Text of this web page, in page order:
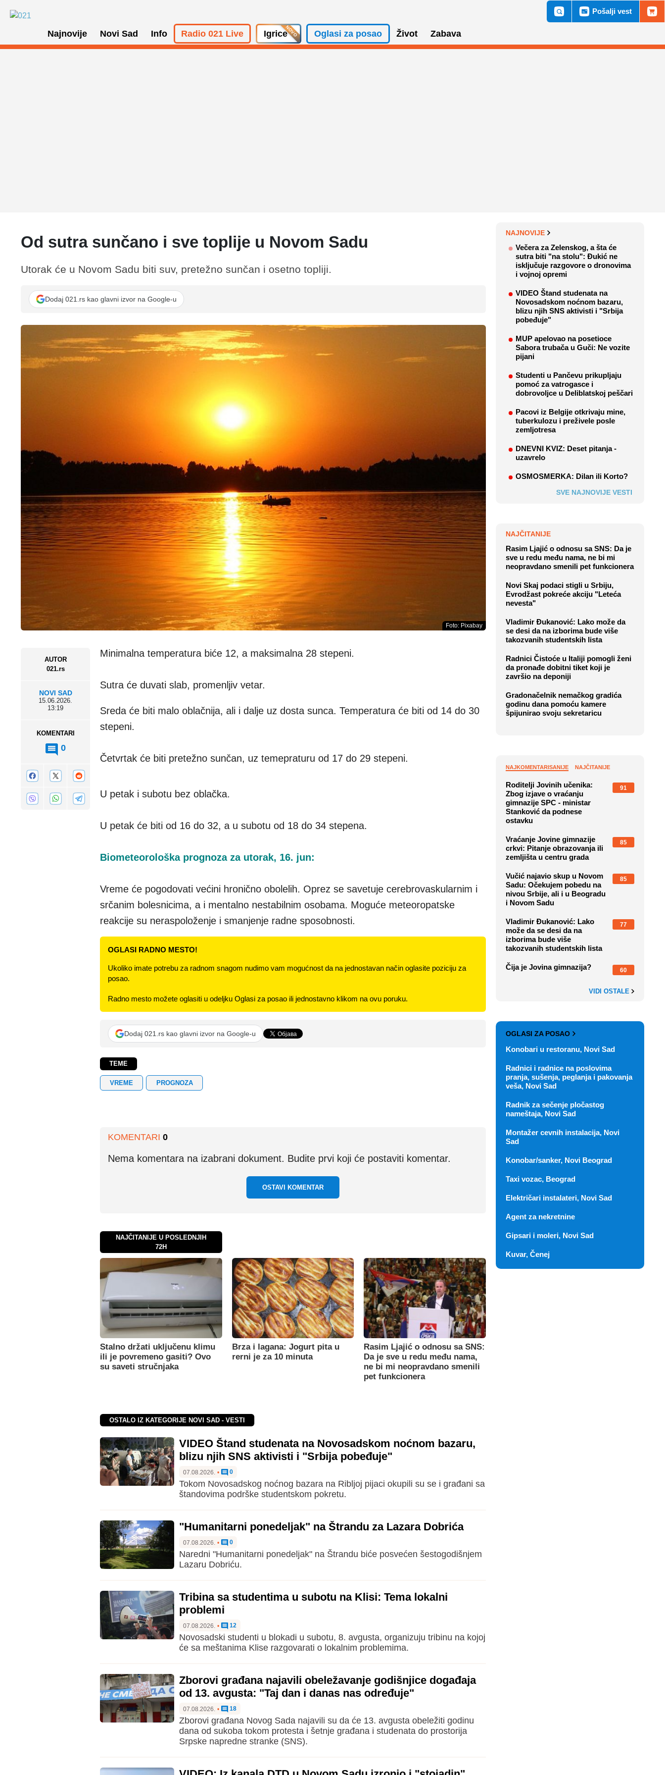
Najnovije Novi Sad Info Radio 021 Live Igrice Oglasi za posao Život Zabava
Pošalji vest
Od sutra sunčano i sve toplije u Novom Sadu
AUTOR
021.rs
NOVI SAD
15.06.2026.
13:19
KOMENTARI
0
Utorak će u Novom Sadu biti suv, pretežno sunčan i osetno topliji.
Dodaj 021.rs kao glavni izvor na Google-u
Foto: Pixabay
Minimalna temperatura biće 12, a maksimalna 28 stepeni.
Sutra će duvati slab, promenljiv vetar.
Sreda će biti malo oblačnija, ali i dalje uz dosta sunca. Temperatura će biti od 14 do 30
stepeni.
Četvrtak će biti pretežno sunčan, uz temepraturu od 17 do 29 stepeni.
U petak i subotu bez oblačka.
U petak će biti od 16 do 32, a u subotu od 18 do 34 stepena.
Biometeorološka prognoza za utorak, 16. jun:
Vreme će pogodovati većini hronično obolelih. Oprez se savetuje cerebrovaskularnim i
srčanim bolesnicima, a i mentalno nestabilnim osobama. Moguće meteoropatske
reakcije su neraspoloženje i smanjenje radne sposobnosti.
OGLASI RADNO MESTO!
Ukoliko imate potrebu za radnom snagom nudimo vam mogućnost da na jednostavan način oglasite poziciju za
posao.
Radno mesto možete oglasiti u odeljku Oglasi za posao ili jednostavno klikom na ovu poruku.
Dodaj 021.rs kao glavni izvor na Google-u
TEME
VREME PROGNOZA
KOMENTARI 0
Nema komentara na izabrani dokument. Budite prvi koji će postaviti komentar.
OSTAVI KOMENTAR
NAJČITANIJE U POSLEDNJIH
72H
Stalno držati uključenu klimu
ili je povremeno gasiti? Ovo
su saveti stručnjaka
Brza i lagana: Jogurt pita u
rerni je za 10 minuta
Rasim Ljajić o odnosu sa SNS:
Da je sve u redu među nama,
ne bi mi neopravdano smenili
pet funkcionera
OSTALO IZ KATEGORIJE NOVI SAD - VESTI
VIDEO Štand studenata na Novosadskom noćnom bazaru,
blizu njih SNS aktivisti i "Srbija pobeđuje"
07.08.2026. • 0
Tokom Novosadskog noćnog bazara na Ribljoj pijaci okupili su se i građani sa
štandovima podrške studentskom pokretu.
"Humanitarni ponedeljak" na Štrandu za Lazara Dobrića
07.08.2026. • 0
Naredni "Humanitarni ponedeljak" na Štrandu biće posvećen šestogodišnjem
Lazaru Dobriću.
Tribina sa studentima u subotu na Klisi: Tema lokalni
problemi
07.08.2026. • 12
Novosadski studenti u blokadi u subotu, 8. avgusta, organizuju tribinu na kojoj
će sa meštanima Klise razgovarati o lokalnim problemima.
Zborovi građana najavili obeležavanje godišnjice događaja
od 13. avgusta: "Taj dan i danas nas određuje"
07.08.2026. • 18
Zborovi građana Novog Sada najavili su da će 13. avgusta obeležiti godinu
dana od sukoba tokom protesta i šetnje građana i studenata do prostorija
Srpske napredne stranke (SNS).
NAJNOVIJE
Večera za Zelenskog, a šta će
sutra biti "na stolu": Đukić ne
isključuje razgovore o dronovima
i vojnoj opremi
VIDEO Štand studenata na
Novosadskom noćnom bazaru,
blizu njih SNS aktivisti i "Srbija
pobeđuje"
MUP apelovao na posetioce
Sabora trubača u Guči: Ne vozite
pijani
Studenti u Pančevu prikupljaju
pomoć za vatrogasce i
dobrovoljce u Deliblatskoj peščari
Pacovi iz Belgije otkrivaju mine,
tuberkulozu i preživele posle
zemljotresa
DNEVNI KVIZ: Deset pitanja -
uzavrelo
OSMOSMERKA: Dilan ili Korto?
SVE NAJNOVIJE VESTI
NAJČITANIJE
Rasim Ljajić o odnosu sa SNS: Da je
sve u redu među nama, ne bi mi
neopravdano smenili pet funkcionera
Novi Skaj podaci stigli u Srbiju,
Evrodžast pokreće akciju "Leteća
nevesta"
Vladimir Đukanović: Lako može da
se desi da na izborima bude više
takozvanih studentskih lista
Radnici Čistoće u Italiji pomogli ženi
da pronađe dobitni tiket koji je
završio na deponiji
Gradonačelnik nemačkog gradića
godinu dana pomoću kamere
špijunirao svoju sekretaricu
NAJKOMENTARISANIJE NAJČITANIJE
Roditelji Jovinih učenika:
Zbog izjave o vraćanju
gimnazije SPC - ministar
Stanković da podnese
ostavku
91
Vraćanje Jovine gimnazije
crkvi: Pitanje obrazovanja ili
zemljišta u centru grada
85
Vučić najavio skup u Novom
Sadu: Očekujem pobedu na
nivou Srbije, ali i u Beogradu
i Novom Sadu
85
Vladimir Đukanović: Lako
može da se desi da na
izborima bude više
takozvanih studentskih lista
77
Čija je Jovina gimnazija? 60
VIDI OSTALE
OGLASI ZA POSAO
Konobari u restoranu, Novi Sad
Radnici i radnice na poslovima
pranja, sušenja, peglanja i pakovanja
veša, Novi Sad
Radnik za sečenje pločastog
nameštaja, Novi Sad
Montažer cevnih instalacija, Novi
Sad
Konobar/sanker, Novi Beograd
Taxi vozac, Beograd
Električari instalateri, Novi Sad
Agent za nekretnine
Gipsari i moleri, Novi Sad
Kuvar, Čenej